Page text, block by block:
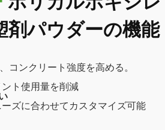
剤パウダーの機能
コンクリート強度を高める。
ト使用量を削減
ズに合わせてカスタマイズ可能